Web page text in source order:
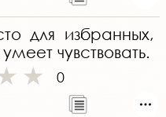
для избранных,
чувствовать.
0